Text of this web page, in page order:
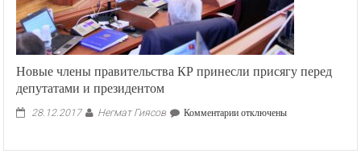
Новые члены правительства КР принесли присягу перед
депутатами и президентом
28.12.2017 Негмат Гиясов Комментариикотключены